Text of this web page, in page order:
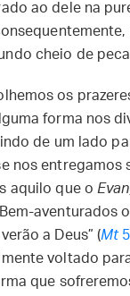
ao dele na
cheio de
os
forma nos
de um lado
nos entregamos
aquilo que o
aventurados
a Deus” (Mt
voltado
que